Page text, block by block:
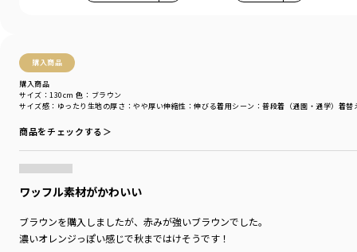
購入商品
購入商品
サイズ感 ：ゆったり 生地の厚さ ：やや厚い伸縮性 ：伸びる着用シーン ：普段着（通園・通学） 着替
サイズ：130cm 色：ブラウン
商品をチェックする＞
ワッフル素材がかわいい
ブラウンを購入しましたが、赤みが強いブラウンでした。
濃いオレンジっぽい感じで秋まではけそうです！